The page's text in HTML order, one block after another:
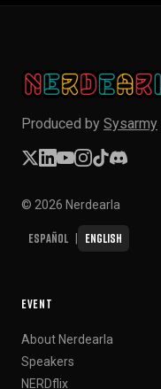
Produced by Sysarmy
© 2026 Nerdearla
Español English
EVENT
About Nerdearla
Speakers
NERDflix